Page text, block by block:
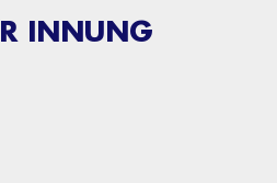
INNUNG